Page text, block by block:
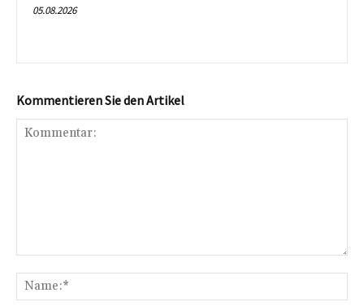
05.08.2026
Kommentieren Sie den Artikel